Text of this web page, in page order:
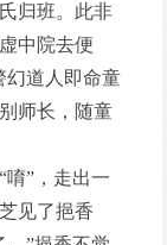
归班。此非
中院去便
幻道人即命童
师长，随童
”，走出一
见了挹香